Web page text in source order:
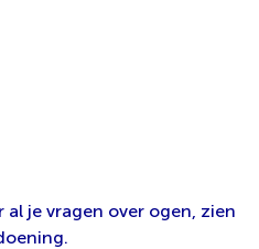
al je vragen over ogen, zien